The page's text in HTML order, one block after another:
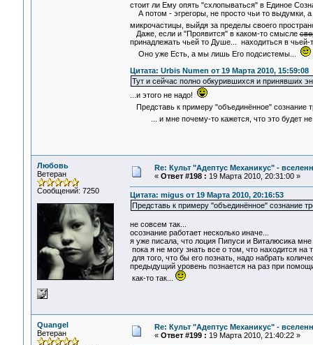
стоит ли Ему опять "схлопываться" в Единое
А потом - эгрегоры, не просто чьи то выдумки,
микрочастицы, выйдя за пределы своего
Даже, если и "Проявится" в каком-то смысле
принадлежать чьей то Душе... находиться в чьей-
Оно уже Есть, а мы лишь Его подсистемы...
Цитата: Urbis Numen от 19 Марта 2010, 15:59:08
Тут и сейчас полно обкурившихся и принявших
...и этого не надо!
Представь к примеру "объединённое"
... и мне почему-то кажется, что это будет
Любовь
Ветеран
Сообщений: 7250
Re: Культ "Адептус Механикус" -
« Ответ #198 : 19 Марта 2010, 20:31:00 »
Цитата: migus от 19 Марта 2010, 20:16:53
Представь к примеру "объединённое" сознание
не совсем так...
осознание работает несколько иначе...
я уже писала, что лоция Пипуси и Виталюсика
пока я не могу знать все о том, что находится на
для того, что бы его познать, надо набрать
предыдущий уровень познается на раз при
как-то так...
Quangel
Ветеран
Re: Культ "Адептус Механикус" -
« Ответ #199 : 19 Марта 2010, 21:40:22 »